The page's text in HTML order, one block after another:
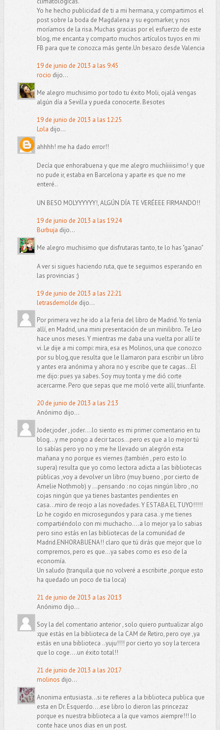
Yo he hecho publicidad de ti a mi hermana, y compartimos el
post sobre la boda de Magdalena y su egomarker, y nos
moríamos de la risa. Muchas gracias por el esfuerzo de este
blog, me encanta y comparto muchos artículos tuyos en mi
FB para que te conozca más gente.Un besazo desde Valencia
19 de junio de 2013 a las 9:45
rocio dijo...
Me alegro muchisimo por todo tu éxito Moli, ojalá vengas
algún día a Sevilla y pueda conocerte. Besotes
19 de junio de 2013 a las 12:25
Lola dijo...
ahhhh! me ha dado error!!
Decía que enhorabuena y que me alegro muchíiiiisimo! y que
no pude ir, estaba en Barcelona y aparte es que no me
enteré..
UN BESO MOLYYYYYY!, ALGÚN DÍA TE VERÉEEE FIRMANDO!!
19 de junio de 2013 a las 19:24
Burbuja dijo...
Me alegro muchisimo que disfrutaras tanto, te lo has "ganao"
A ver si sigues haciendo ruta, que te seguimos esperando en
las provincias ;)
19 de junio de 2013 a las 22:21
letrasdemolde dijo...
Por primera vez he ido a la feria del libro de Madrid. Yo tenía
allí, en Madrid, una mini presentación de un minilibro. Te Leo
hace unos meses. Y mientras me daba una vuelta por allí te
vi. Le dije a mi compi: mira, esa es Molinos, una que conozco
por su blog,que resulta que le llamaron para escribir un libro
y antes era anónima y ahora no y escribe que te cagas...El
me dijo: pues ya sabes. Soy muy tonta y me dió corte
acercarme. Pero que sepas que me moló verte allí, triunfante.
20 de junio de 2013 a las 2:13
Anónimo dijo...
Joder,joder , joder....lo siento es mi primer comentario en tu
blog...y me pongo a decir tacos...pero es que a lo mejor tú
lo sabías pero yo no y me he llevado un alegrón esta
mañana y no porque es viernes (también , pero esto lo
supera) resulta que yo como lectora adicta a las bibliotecas
públicas ,voy a devolver un libro (muy bueno , por cierto de
Amelie Nothmob) y ...pensando : no cojas ningún libro , no
cojas ningún que ya tienes bastantes pendientes en
casa...miro de reojo a las novedades. Y ESTABA EL TUYO!!!!!
Lo he cogido en microsegundos y para casa..y me tienes
compartiéndolo con mi muchacho....a lo mejor ya lo sabias
pero sino estás en las bibliotecas de la comunidad de
Madrid.ENHORABUENA!! claro que tú dirás que mejor que lo
compremos, pero es que...ya sabes como es eso de la
economía.
Un saludo (tranquila que no volveré a escribirte ,porque esto
ha quedado un poco de tia loca)
21 de junio de 2013 a las 20:13
Anónimo dijo...
Soy la del comentario anterior , solo quiero puntualizar algo
:que estás en la biblioteca de la CAM de Retiro, pero oye ,ya
estás en una biblioteca ..yuju!!!! por cierto yo soy la tercera
que lo coge....un éxito total!!
21 de junio de 2013 a las 20:17
molinos dijo...
Anonima entusiasta...si te refieres a la biblioteca publica que
esta en Dr. Esquerdo....ese libro lo dieron las princezaz
porque es nuestra biblioteca a la que vamos aiempre!!! lo
conte hace unos dias en un post.